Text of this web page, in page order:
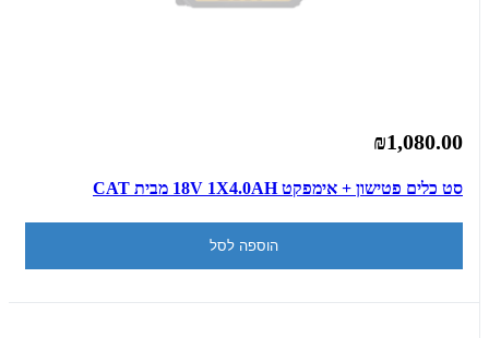
₪1,080.00
סט כלים פטישון + אימפקט 18V 1X4.0AH מבית CAT
הוספה לסל